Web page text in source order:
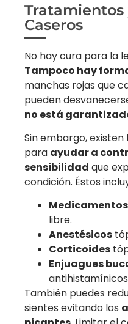
Tratamientos
Caseros
No hay cura para la
Tampoco hay
manchas rojas que
pueden
no está
Sin embargo,
para ayudar a
sensibilidad que
condición. Éstos
Medicamentos
libre.
Anestésicos
Corticoides
Enjuagues
También puedes
sientes evitando los